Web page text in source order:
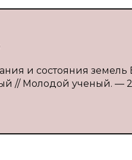
и состояния земель
// Молодой ученый. —